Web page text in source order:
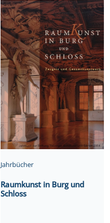
Jahrbücher
Raumkunst in Burg und
Schloss